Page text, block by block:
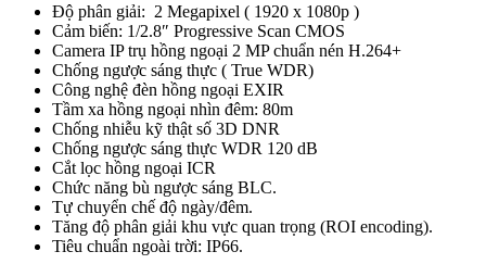
Độ phân giải: 2 Megapixel ( 1920 x 1080p )
Cảm biến: 1/2.8″ Progressive Scan CMOS
Camera IP trụ hồng ngoại 2 MP chuẩn nén H.264+
Chống ngược sáng thực ( True WDR)
Công nghệ đèn hồng ngoại EXIR
Tầm xa hồng ngoại nhìn đêm: 80m
Chống nhiễu kỹ thật số 3D DNR
Chống ngược sáng thực WDR 120 dB
Cắt lọc hồng ngoại ICR
Chức năng bù ngược sáng BLC.
Tự chuyển chế độ ngày/đêm.
Tăng độ phân giải khu vực quan trọng (ROI encoding).
Tiêu chuẩn ngoài trời: IP66.